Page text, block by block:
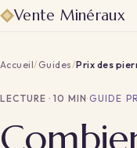
Vente Minéraux
Accueil/ Guides/Prix des
LECTURE · 10 MIN· GUIDE